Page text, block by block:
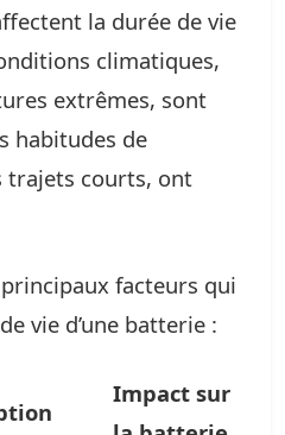
la durée de vie
climatiques,
extrêmes, sont
habitudes de
trajets courts, ont
facteurs qui
vie d’une batterie :
Impact sur